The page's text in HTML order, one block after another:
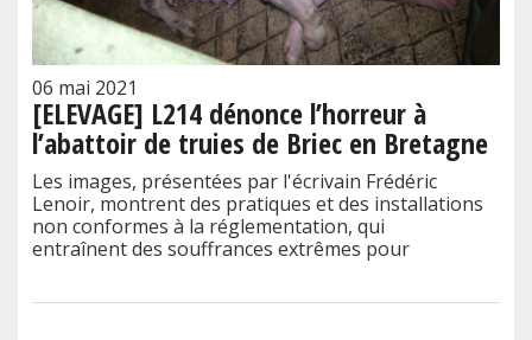
06 mai 2021
[ELEVAGE] L214 dénonce l’horreur à
l’abattoir de truies de Briec en Bretagne
Les images, présentées par l'écrivain Frédéric
Lenoir, montrent des pratiques et des installations
non conformes à la réglementation, qui
entraînent des souffrances extrêmes pour